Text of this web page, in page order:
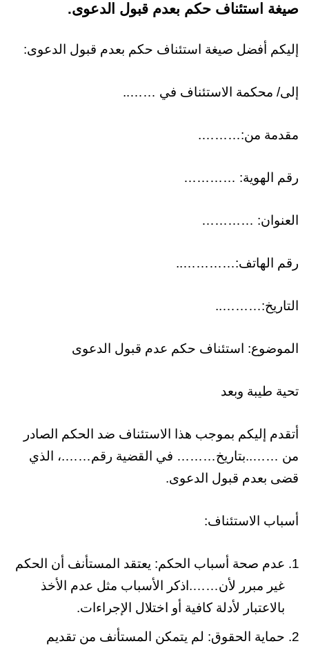
صيغة استئناف حكم بعدم قبول الدعوى.
إليكم أفضل صيغة استئناف حكم بعدم قبول الدعوى:
إلى/ محكمة الاستئناف في ……..
مقدمة من:……….
رقم الهوية: …………
العنوان: …………
رقم الهاتف:…………..
التاريخ:………..
الموضوع: استئناف حكم عدم قبول الدعوى
تحية طيبة وبعد
أتقدم إليكم بموجب هذا الاستئناف ضد الحكم الصادر
من ……..بتاريخ……… في القضية رقم…….، الذي
قضى بعدم قبول الدعوى.
أسباب الاستئناف:
عدم صحة أسباب الحكم: يعتقد المستأنف أن الحكم
غير مبرر لأن…….اذكر الأسباب مثل عدم الأخذ
بالاعتبار لأدلة كافية أو اختلال الإجراءات.
حماية الحقوق: لم يتمكن المستأنف من تقديم